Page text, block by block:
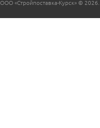
ООО «Стройпоставка-Курск» ©